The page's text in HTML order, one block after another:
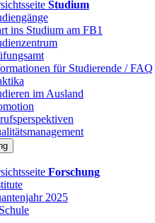
Studium
ins Studium am FB1
für Studierende / FAQ
im Ausland
Forschung
2025